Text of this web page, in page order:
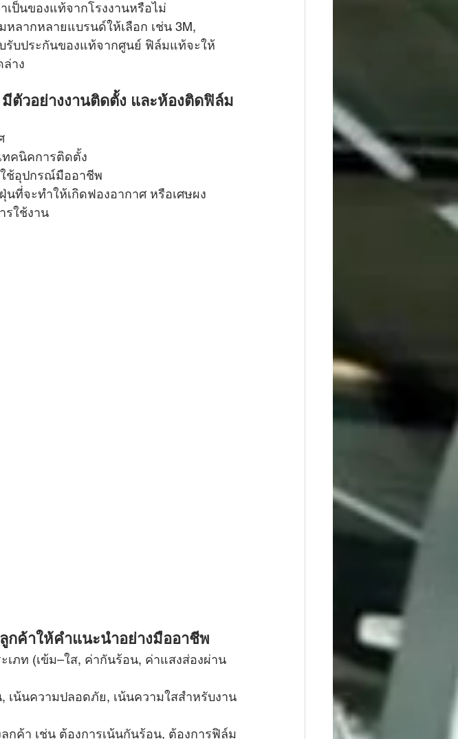
เป็นของแท้จากโรงงานหรือไม่
หลากหลายแบรนด์ให้เลือก เช่น 3M,
รับประกันของแท้จากศูนย์ ฟิล์มแท้จะให้
าง
ตัวอย่างงานติดตั้ง และห้องติดฟิล์ม
ทคนิคการติดตั้ง
ช้อุปกรณ์มืออาชีพ
นที่จะทำให้เกิดฟองอากาศ หรือเศษผง
รใช้งาน
กค้าให้คำแนะนำอย่างมืออาชีพ
ภท (เข้ม–ใส, ค่ากันร้อน, ค่าแสงส่องผ่าน
เน้นความปลอดภัย, เน้นความใสสำหรับงาน
ค้า เช่น ต้องการเน้นกันร้อน, ต้องการฟิล์ม